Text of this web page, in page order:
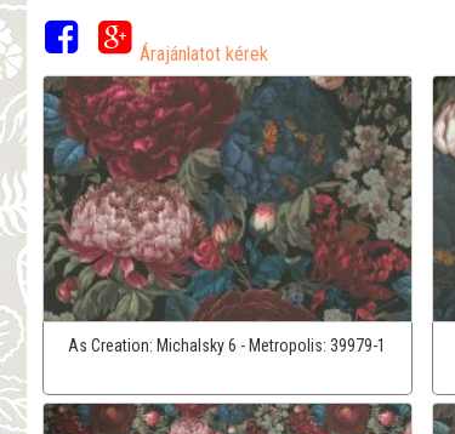
Árajánlatot kérek
As Creation:Michalsky 6 - Metropolis:39979-1